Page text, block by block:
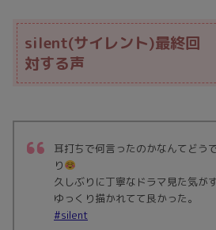
silent(サイレント)最終回
対する声
耳打ちで何言ったのかなんてどう
り
久しぶりに丁寧なドラマ見た気がす
ゆっくり描かれてて良かった。
#silent